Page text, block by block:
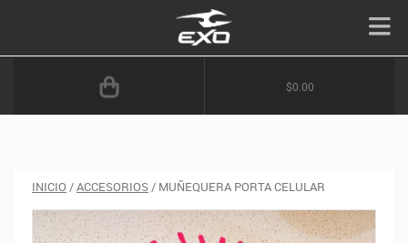
$0.00
INICIO /ACCESORIOS/ MUÑEQUERA PORTA CELULAR